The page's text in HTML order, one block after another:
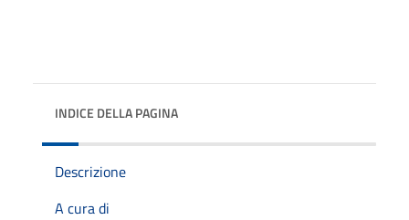
INDICE DELLA PAGINA
Descrizione
A cura di